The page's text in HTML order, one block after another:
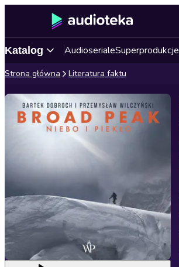
Katalog AudioserialeSuperprodukcje
Strona główna Literatura faktu